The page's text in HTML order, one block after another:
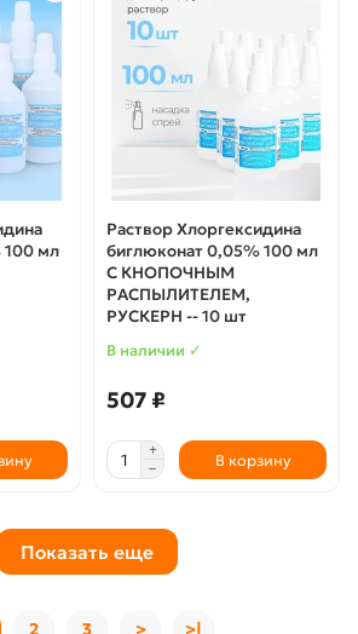
100 мл
Раствор Хлоргексидина
биглюконат 0,05% 100 мл
С КНОПОЧНЫМ
РАСПЫЛИТЕЛЕМ,
РУСКЕРН -- 10 шт
В наличии ✓
507 ₽
В корзину
Показать еще
2 3 > >|